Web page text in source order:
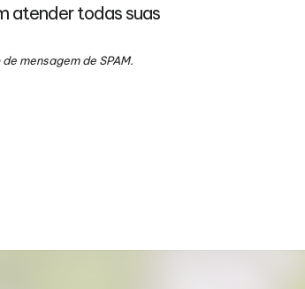
atender todas suas
mensagem de SPAM.